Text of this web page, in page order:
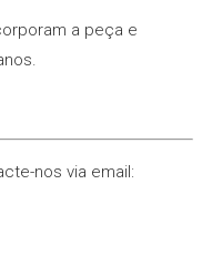
a peça e
nos via email: